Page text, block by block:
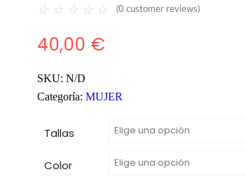
☆ ☆ ☆ ☆ ☆ (0 customer reviews)
40,00 €
SKU: N/D
Categoría: MUJER
Tallas
Color